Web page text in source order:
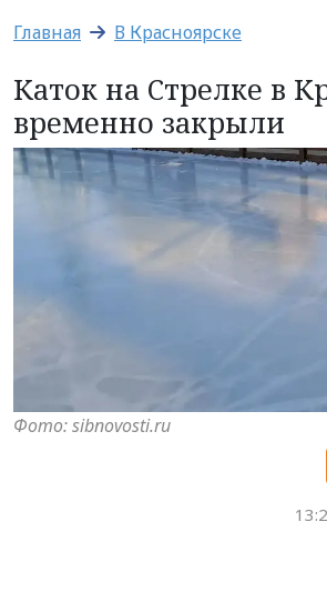
Главная В Красноярске
Каток на Стрелке в
временно закрыли
Фото: sibnovosti.ru